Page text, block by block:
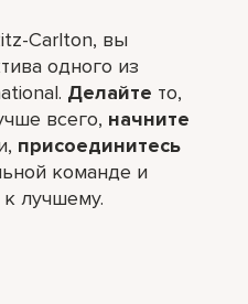
Carlton, вы
одного из
Делайте то,
всего,​ начните
присоединитесь
команде и
лучшему.